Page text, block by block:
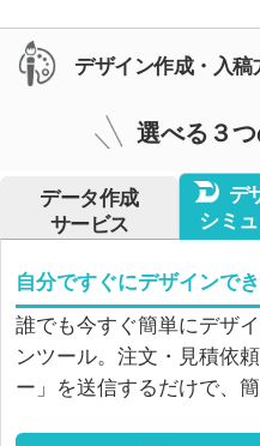
デザイン作成・入稿
選べる３
データ作成
サービス
デ
シミ
自分ですぐにデザインでき
誰でも今すぐ簡単にデザ
ンツール。注文・見積依
ー」を送信するだけで、